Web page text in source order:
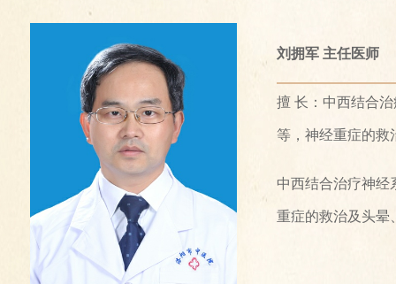
刘拥军 主任医师
擅 长：中西结合
等，神经重症的救
中西结合治疗神经
重症的救治及头晕